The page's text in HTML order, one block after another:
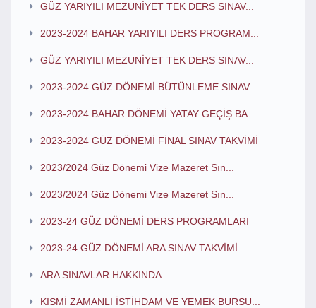
GÜZ YARIYILI MEZUNİYET TEK DERS SINAV...
2023-2024 BAHAR YARIYILI DERS PROGRAM...
GÜZ YARIYILI MEZUNİYET TEK DERS SINAV...
2023-2024 GÜZ DÖNEMİ BÜTÜNLEME SINAV ...
2023-2024 BAHAR DÖNEMİ YATAY GEÇİŞ BA...
2023-2024 GÜZ DÖNEMİ FİNAL SINAV TAKVİMİ
2023/2024 Güz Dönemi Vize Mazeret Sın...
2023/2024 Güz Dönemi Vize Mazeret Sın...
2023-24 GÜZ DÖNEMİ DERS PROGRAMLARI
2023-24 GÜZ DÖNEMİ ARA SINAV TAKVİMİ
ARA SINAVLAR HAKKINDA
KISMİ ZAMANLI İSTİHDAM VE YEMEK BURSU...